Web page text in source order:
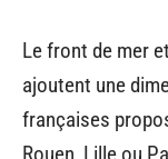
Le front de mer
ajoutent une
françaises